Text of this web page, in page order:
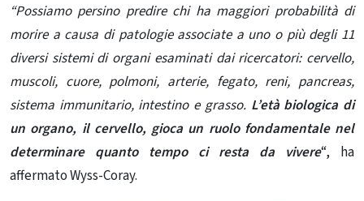
“Possiamo persino predire chi ha maggiori probabilità di
morire a causa di patologie associate a uno o più degli 11
diversi sistemi di organi esaminati dai ricercatori: cervello,
muscoli, cuore, polmoni, arterie, fegato, reni, pancreas,
sistema immunitario, intestino e grasso. L’età biologica di
un organo, il cervello, gioca un ruolo fondamentale nel
determinare quanto tempo ci resta da vivere“, ha
affermato Wyss-Coray.